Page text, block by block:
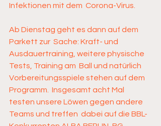
Infektionen mit dem  Corona-Virus.
Ab Dienstag geht es dann auf dem
Parkett zur  Sache: Kraft- und
Ausdauertraining, weitere physische
Tests, Training am  Ball und natürlich
Vorbereitungsspiele stehen auf dem
Programm.  Insgesamt acht Mal
testen unsere Löwen gegen andere
Teams und treffen  dabei auf die BBL-